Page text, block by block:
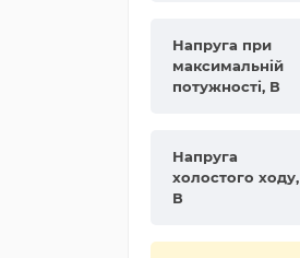
Напруга при
максимальній
потужності, В
Напруга
холостого ходу,
В